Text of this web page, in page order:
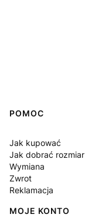
Linki w
POMOC
Jak kupować
Jak dobrać
Wymiana
Zwrot
Reklamacja
MOJE KONTO